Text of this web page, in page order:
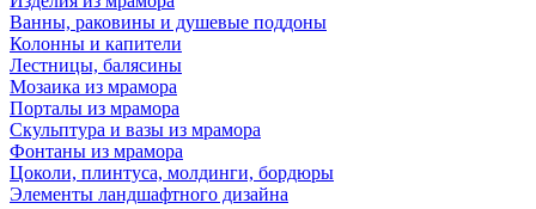
Ванны, раковины и душевые поддоны
Колонны и капители
Лестницы, балясины
Мозаика из мрамора
Порталы из мрамора
Скульптура и вазы из мрамора
Фонтаны из мрамора
Цоколи, плинтуса, молдинги, бордюры
Элементы ландшафтного дизайна